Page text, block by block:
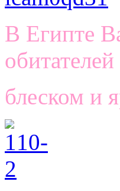
В Египте
блеском и